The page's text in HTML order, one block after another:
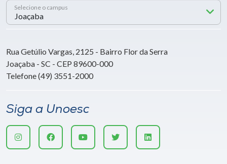
Selecione o campus
Rua Getúlio Vargas, 2125 - Bairro Flor da Serra
Joaçaba - SC - CEP 89600-000
Telefone (49) 3551-2000
Siga a Unoesc